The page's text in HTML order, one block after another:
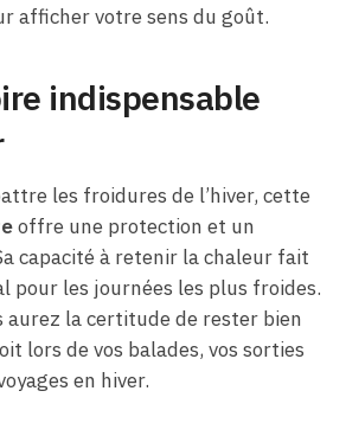
afficher votre sens du goût.
indispensable
les froidures de l’hiver, cette
offre une protection et un
capacité à retenir la chaleur fait
pour les journées les plus froides.
aurez la certitude de rester bien
lors de vos balades, vos sorties
en hiver.